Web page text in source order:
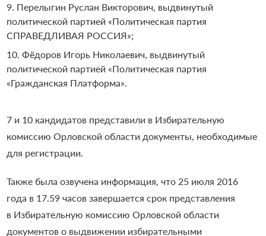
Перелыгин Руслан Викторович, выдвинутый
политической партией «Политическая партия
СПРАВЕДЛИВАЯ РОССИЯ»;
Фёдоров Игорь Николаевич, выдвинутый
политической партией «Политическая партия
«Гражданская Платформа».
7 и 10 кандидатов представили в Избирательную
комиссию Орловской области документы, необходимые
для регистрации.
Также была озвучена информация, что 25 июля 2016
года в 17.59 часов завершается срок представления
в Избирательную комиссию Орловской области
документов о выдвижении избирательными